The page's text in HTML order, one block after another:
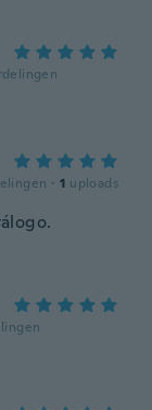
· 1 uploads